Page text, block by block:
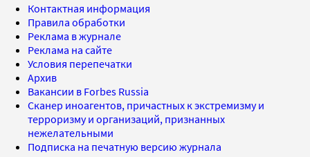
Контактная информация
Правила обработки
Реклама в журнале
Реклама на сайте
Условия перепечатки
Архив
Вакансии в Forbes Russia
Сканер иноагентов, причастных к экстремизму и
терроризму и организаций, признанных
нежелательными
Подписка на печатную версию журнала